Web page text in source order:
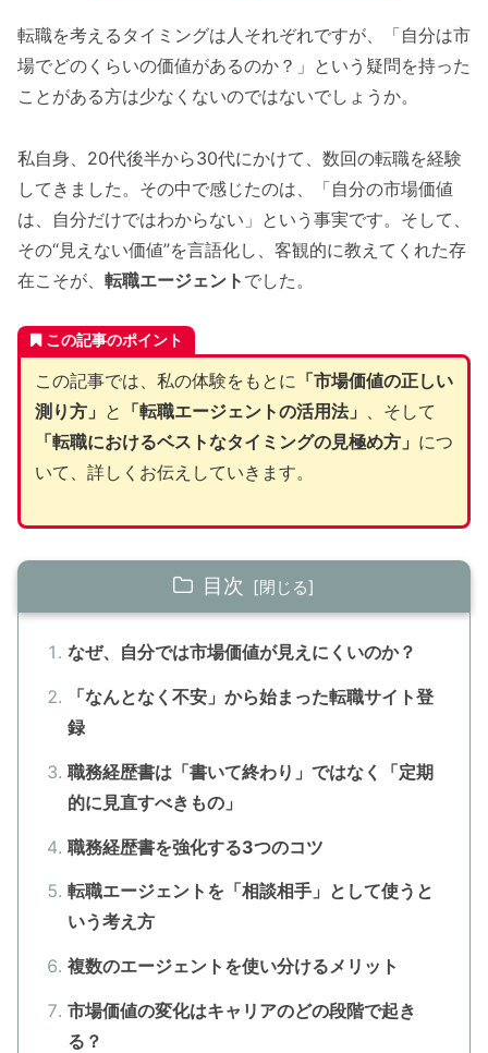
転職を考えるタイミングは人それぞれですが、「自分は市
場でどのくらいの価値があるのか？」という疑問を持った
ことがある方は少なくないのではないでしょうか。
私自身、20代後半から30代にかけて、数回の転職を経験
してきました。その中で感じたのは、「自分の市場価値
は、自分だけではわからない」という事実です。そして、
その“見えない価値”を言語化し、客観的に教えてくれた存
在こそが、 転職エージェント でした。
この記事のポイント
この記事では、私の体験をもとに 「市場価値の正しい
測り方」 と 「転職エージェントの活用法」
、そして
「転職におけるベストなタイミングの見極め方」 につ
いて、詳しくお伝えしていきます。
目次
なぜ、自分では市場価値が見えにくいのか？
「なんとなく不安」から始まった転職サイト登
録
職務経歴書は「書いて終わり」ではなく「定期
的に見直すべきもの」
職務経歴書を強化する3つのコツ
転職エージェントを「相談相手」として使うと
いう考え方
複数のエージェントを使い分けるメリット
市場価値の変化はキャリアのどの段階で起き
る？